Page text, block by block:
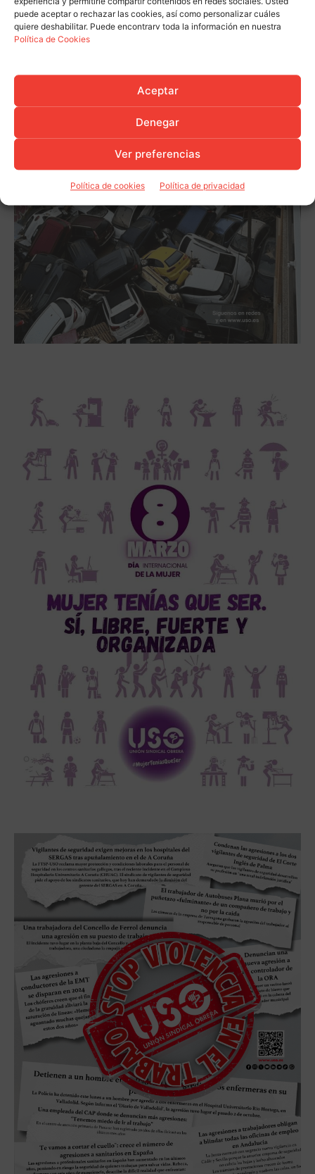
puede aceptar o rechazar las cookies, así como personalizar cuáles
quiere deshabilitar. Puede encontrarv toda la información en nuestra
Política de Cookies
Aceptar
Denegar
Ver preferencias
Política de cookies Política de privacidad